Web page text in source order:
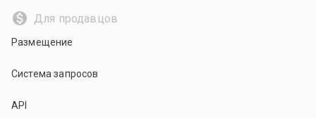
Для продавцов
Размещение
Система запросов
API